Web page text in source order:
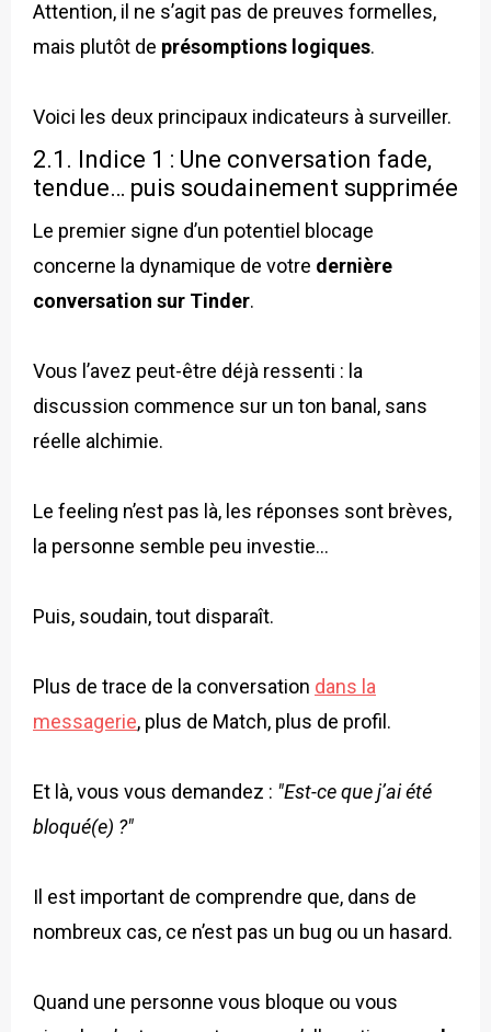
Attention, il ne s’agit pas de preuves formelles,
mais plutôt de présomptions logiques.
Voici les deux principaux indicateurs à surveiller.
2.1. Indice 1 : Une conversation fade,
tendue… puis soudainement supprimée
Le premier signe d’un potentiel blocage
concerne la dynamique de votre dernière
conversation sur Tinder.
Vous l’avez peut-être déjà ressenti : la
discussion commence sur un ton banal, sans
réelle alchimie.
Le feeling n’est pas là, les réponses sont brèves,
la personne semble peu investie…
Puis, soudain, tout disparaît.
Plus de trace de la conversation dans la
messagerie, plus de Match, plus de profil.
Et là, vous vous demandez : "Est-ce que j’ai été
bloqué(e) ?"
Il est important de comprendre que, dans de
nombreux cas, ce n’est pas un bug ou un hasard.
Quand une personne vous bloque ou vous